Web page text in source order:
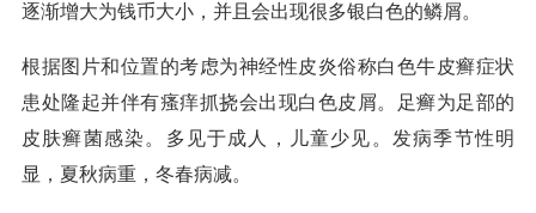
逐渐增大为钱币大小，并且会出现很多银白色的鳞屑。
根据图片和位置的考虑为神经性皮炎俗称白色牛皮癣症状
患处隆起并伴有瘙痒抓挠会出现白色皮屑。足癣为足部的
皮肤癣菌感染。多见于成人，儿童少见。发病季节性明
显，夏秋病重，冬春病减。